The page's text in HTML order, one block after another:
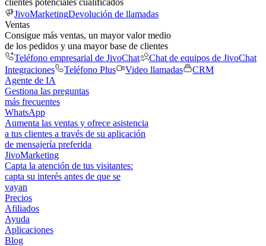
clientes potenciales cualificados
JivoMarketingDevolución de llamadas
Ventas
Consigue más ventas, un mayor valor medio
de los pedidos y una mayor base de clientes
Teléfono empresarial de JivoChat
Chat de equipos de JivoChat
Integraciones
Teléfono Plus Video llamadas
CRM
Agente de IA
Gestiona las preguntas
más frecuentes
WhatsApp
Aumenta las ventas y ofrece asistencia
a tus clientes a través de su aplicación
de mensajería preferida
JivoMarketing
Capta la atención de tus visitantes:
capta su interés antes de que se
vayan
Precios
Afiliados
Ayuda
Aplicaciones
Blog